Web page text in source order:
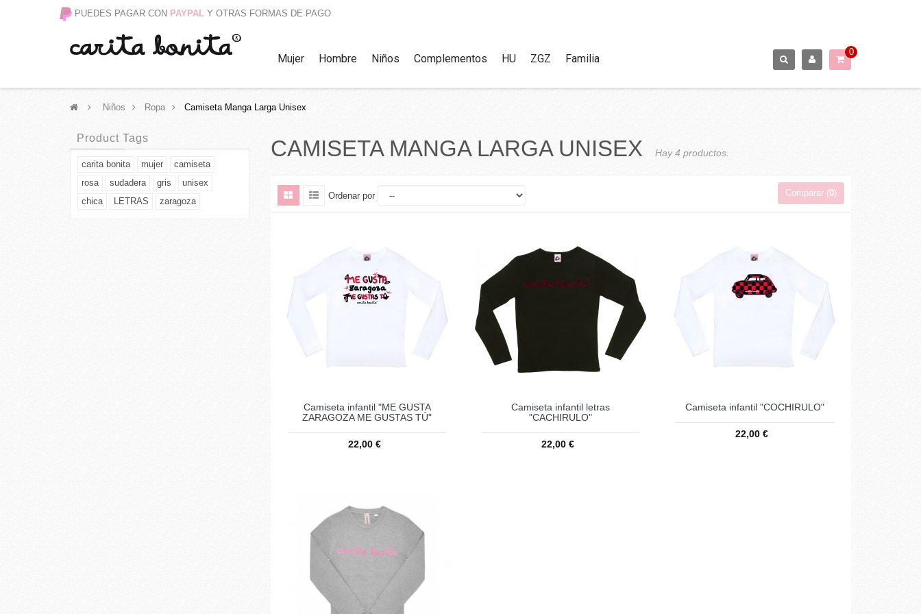
PUEDES PAGAR CON PAYPAL Y OTRAS FORMAS DE PAGO
Mujer Hombre Niños Complementos HU ZGZ Familia
0
> Niños > Ropa > Camiseta Manga Larga Unisex
Product Tags
carita bonita mujer
camiseta
rosa
sudadera gris
unisex
chica
LETRAS zaragoza
CAMISETA MANGA LARGA UNISEX Hay 4 productos.
Ordenar por Comparar (0)
Camiseta infantil "ME GUSTA
ZARAGOZA ME GUSTAS TÚ"
22,00 €
Camiseta infantil letras
"CACHIRULO"
22,00 €
Camiseta infantil "COCHIRULO"
22,00 €